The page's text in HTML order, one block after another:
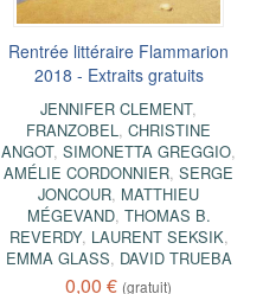
Rentrée littéraire Flammarion
2018 - Extraits gratuits
JENNIFER CLEMENT,
FRANZOBEL,CHRISTINE
ANGOT,SIMONETTA GREGGIO,
AMÉLIE CORDONNIER,SERGE
JONCOUR, MATTHIEU
MÉGEVAND, THOMAS B.
REVERDY, LAURENT SEKSIK,
EMMA GLASS, DAVID TRUEBA
0,00 € (gratuit)